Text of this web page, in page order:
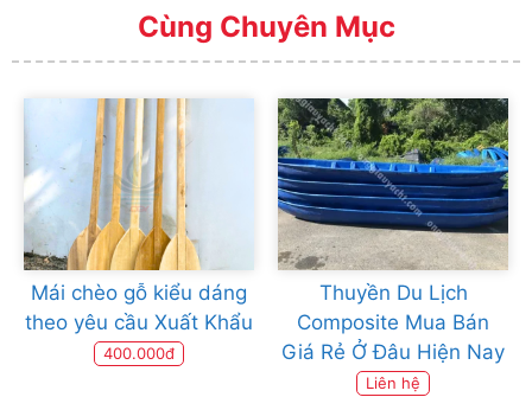
Cùng Chuyên Mục
Mái chèo gỗ kiểu dáng
theo yêu cầu Xuất Khẩu
400.000đ
Thuyền Du Lịch
Composite Mua Bán
Giá Rẻ Ở Đâu Hiện Nay
Liên hệ